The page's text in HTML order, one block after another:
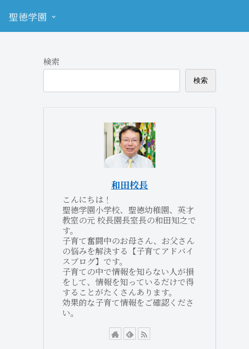
聖徳学園
検索
検索
和田校長
こんにちは！
聖徳学園小学校、聖徳幼稚園、英才
教室の元 校長園長室長の和田知之で
す。
子育て奮闘中のお母さん、お父さん
の悩みを解決する【子育てアドバイ
スブログ】です。
子育ての中で情報を知らない人が損
をして、情報を知っているだけで得
することがたくさんあります。
効果的な子育て情報をご確認くださ
い。